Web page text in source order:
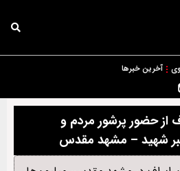
آخرین خبرها
از حضور پرشور مردم و
شهید – مشهد مقدس